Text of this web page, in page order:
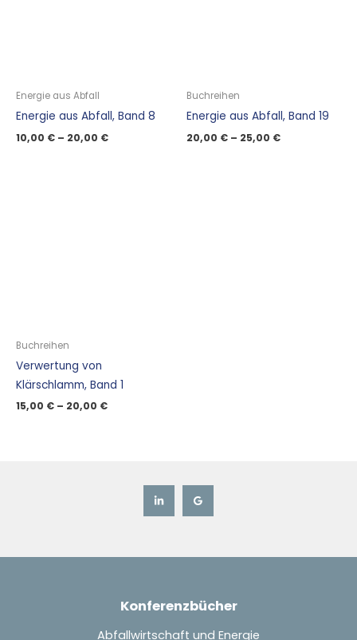
Energie aus Abfall
Energie aus Abfall, Band 8
10,00 € – 20,00 €
Buchreihen
Energie aus Abfall, Band 19
20,00 € – 25,00 €
Buchreihen
Verwertung von
Klärschlamm, Band 1
15,00 € – 20,00 €
Konferenzbücher
Abfallwirtschaft und Energie